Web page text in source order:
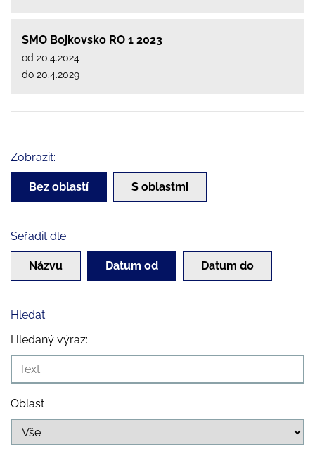
SMO Bojkovsko RO 1 2023
od 20.4.2024
do 20.4.2029
Zobrazit:
Bez oblastí S oblastmi
Seřadit dle:
Názvu Datum od Datum do
Hledat
Hledaný výraz:
Oblast